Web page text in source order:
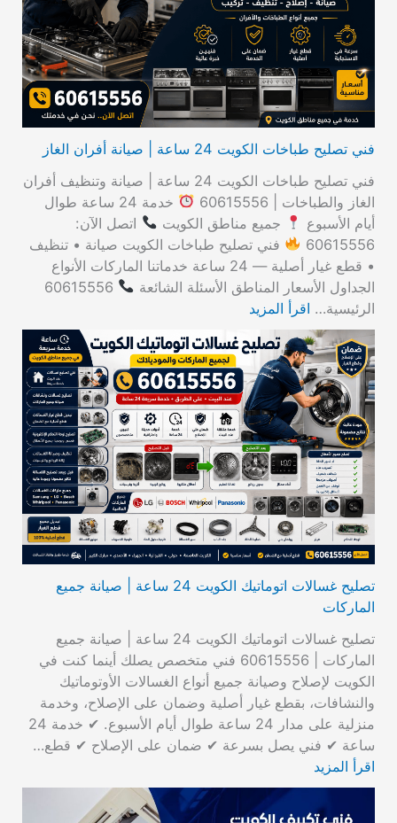
فني تصليح طباخات الكويت 24 ساعة | صيانة أفران الغاز
فني تصليح طباخات الكويت 24 ساعة | صيانة وتنظيف أفران
الغاز والطباخات | 60615556
خدمة 24 ساعة طوال
أيام الأسبوع
جميع مناطق الكويت
اتصل الآن:
60615556
فني تصليح طباخات الكويت صيانة • تنظيف
• قطع غيار أصلية — 24 ساعة خدماتنا الماركات الأنواع
الجداول الأسعار المناطق الأسئلة الشائعة
60615556
الرئيسية… اقرأ المزيد
تصليح غسالات اتوماتيك الكويت 24 ساعة | صيانة جميع
الماركات
تصليح غسالات اتوماتيك الكويت 24 ساعة | صيانة جميع
الماركات | 60615556 فني متخصص يصلك أينما كنت في
الكويت لإصلاح وصيانة جميع أنواع الغسالات الأوتوماتيك
والنشافات، بقطع غيار أصلية وضمان على الإصلاح، وخدمة
منزلية على مدار 24 ساعة طوال أيام الأسبوع. ✔ خدمة 24
ساعة ✔ فني يصل بسرعة ✔ ضمان على الإصلاح ✔ قطع…
اقرأ المزيد